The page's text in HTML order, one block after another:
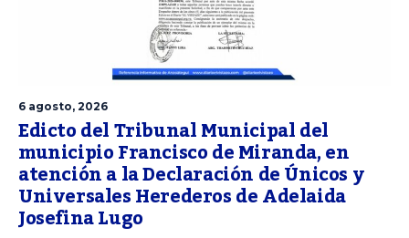
6 agosto, 2026
Edicto del Tribunal Municipal del
municipio Francisco de Miranda, en
atención a la Declaración de Únicos y
Universales Herederos de Adelaida
Josefina Lugo